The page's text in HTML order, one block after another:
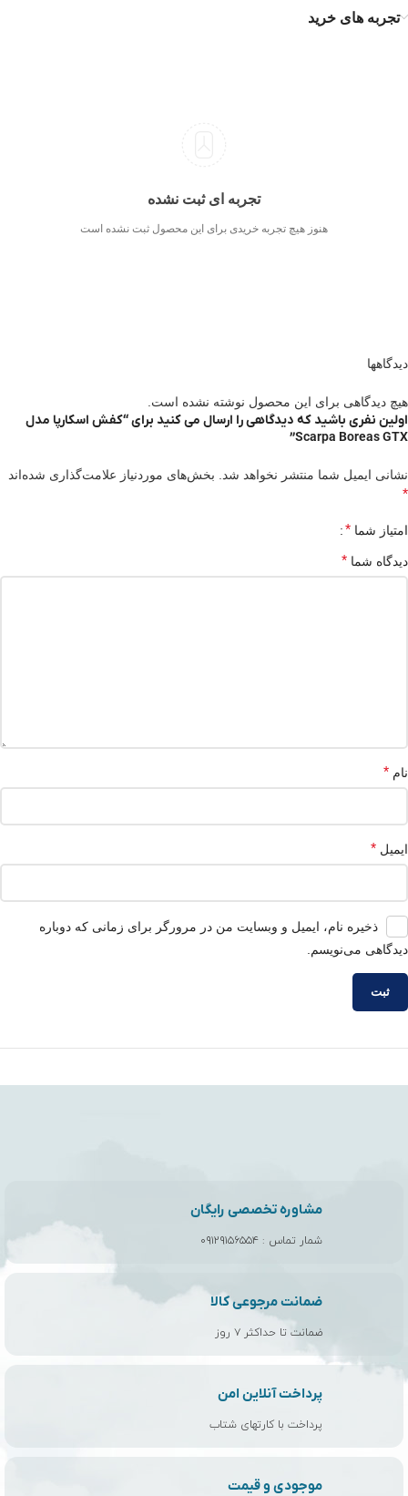
تجربه های خرید
تجربه ای ثبت نشده
هنوز هیچ تجربه خریدی برای این محصول ثبت نشده است
دیدگاهها
هیچ دیدگاهی برای این محصول نوشته نشده است.
اولین نفری باشید که دیدگاهی را ارسال می کنید برای “کفش اسکارپا مدل
Scarpa Boreas GTX”
نشانی ایمیل شما منتشر نخواهد شد. بخش‌های موردنیاز علامت‌گذاری شده‌اند
*
امتیاز شما *
دیدگاه شما *
نام *
ایمیل *
ذخیره نام، ایمیل و وبسایت من در مرورگر برای زمانی که دوباره
دیدگاهی می‌نویسم.
مشاوره تخصصی رایگان
شمار تماس : ۰۹۱۲۹۱۵۶۵۵۴
ضمانت مرجوعی کالا
ضمانت تا حداکثر ۷ روز
پرداخت آنلاین امن
پرداخت با کارتهای شتاب
موجودی و قیمت